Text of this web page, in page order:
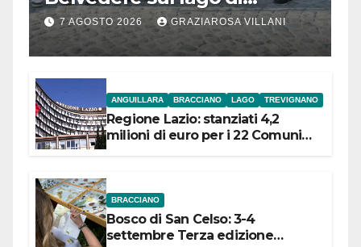
Bracciano: ieri
l’inaugurazione
7 AGOSTO 2026 GRAZIAROSA VILLANI
ANGUILLARA BRACCIANO LAGO TREVIGNANO
Regione Lazio: stanziati 4,2
milioni di euro per i 22 Comuni
BRACCIANO
Bosco di San Celso: 3-4
settembre Terza edizione